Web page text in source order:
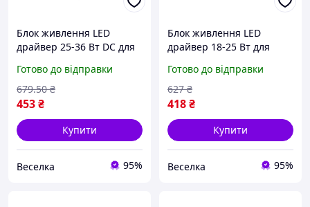
Блок живлення LED
драйвер 25-36 Вт DC для
входом 85-265 В FLAME
Готово до відправки
453₴
679.50 ₴
Купити
Веселка 95%
Блок живлення LED
драйвер 18-25 Вт для
матриць із захистом від
перенапруги FLAME
Готово до відправки
418₴
627 ₴
Купити
Веселка 95%